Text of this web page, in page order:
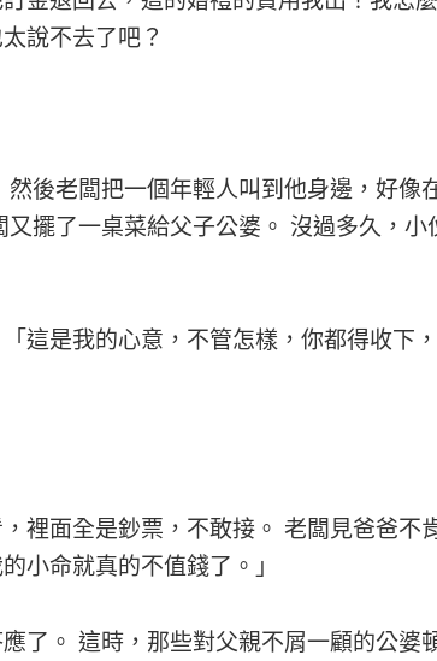
說不去了吧？
後老闆把一個年輕人叫到他身邊，好像
擺了一桌菜給父子公婆。 沒過多久，小
這是我的心意，不管怎樣，你都得收下
裡面全是鈔票，不敢接。 老闆見爸爸不
小命就真的不值錢了。」
了。 這時，那些對父親不屑一顧的公婆